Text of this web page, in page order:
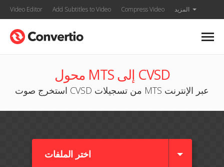
Video Editor Add Subtitles to Video Compress Video المزيد
محول MTS إلى CVSD
استخرج صوت CVSD من تسجيلات MTS عبر الإنترنت
اختر الملفات